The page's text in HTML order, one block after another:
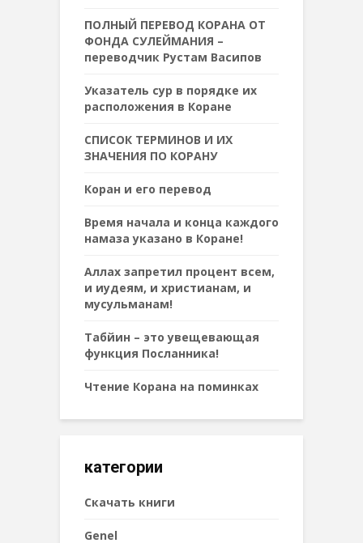
ПОЛНЫЙ ПЕРЕВОД КОРАНА ОТ
ФОНДА СУЛЕЙМАНИЯ –
переводчик Рустам Васипов
Указатель сур в порядке их
расположения в Коране
СПИСОК ТЕРМИНОВ И ИХ
ЗНАЧЕНИЯ ПО КОРАНУ
Коран и его перевод
Время начала и конца каждого
намаза указано в Коране!
Аллах запретил процент всем,
и иудеям, и христианам, и
мусульманам!
Табйин – это увещевающая
функция Посланника!
Чтение Корана на поминках
категории
Cкачать книги
Genel